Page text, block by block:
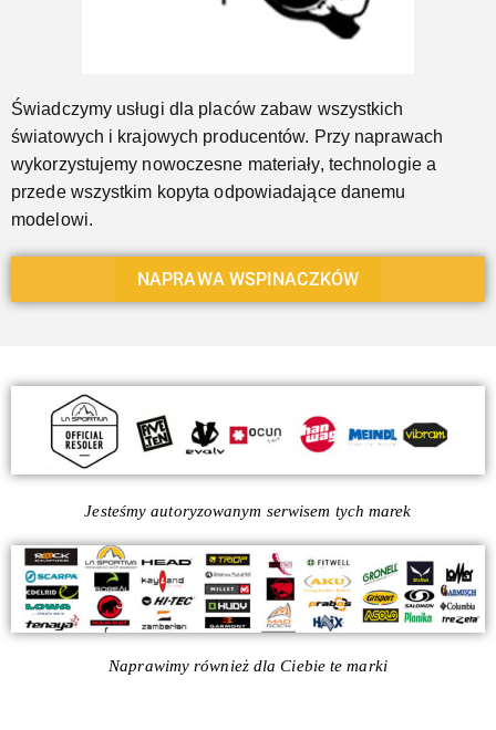
Świadczymy usługi dla placów zabaw wszystkich
światowych i krajowych producentów. Przy naprawach
wykorzystujemy nowoczesne materiały, technologie a
przede wszystkim kopyta odpowiadające danemu
modelowi.
NAPRAWA WSPINACZKÓW
Jesteśmy autoryzowanym serwisem tych marek
Naprawimy również dla Ciebie te marki